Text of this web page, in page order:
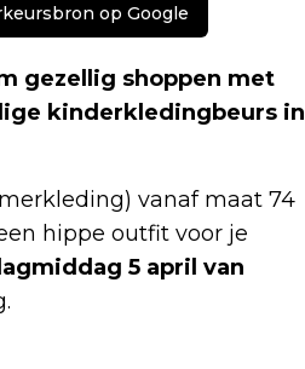
op Google
gezellig shoppen met
kinderkledingbeurs in
vanaf maat 74
hippe outfit voor je
5 april van